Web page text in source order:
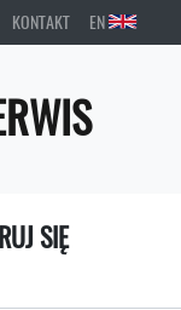
KONTAKT EN
SIĘ